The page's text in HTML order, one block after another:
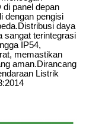
di panel depan
dengan pengisi
daya
sangat terintegrasi
IP54,
memastikan
aman.Dirancang
Listrik